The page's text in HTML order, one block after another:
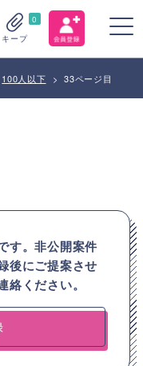
0
キープ
100人以下 > 33ページ目
す。非公開案件
後にご提案させ
ください。